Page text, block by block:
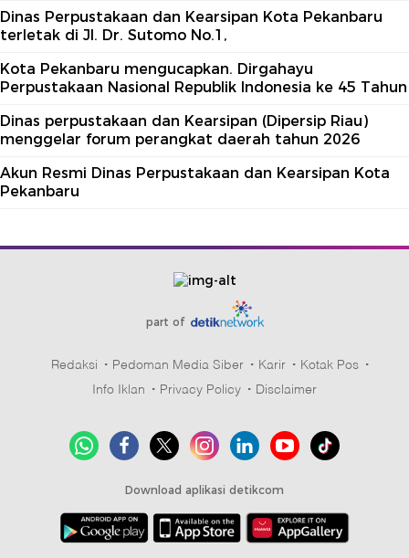
Dinas Perpustakaan dan Kearsipan Kota Pekanbaru
terletak di Jl. Dr. Sutomo No.1,
Kota Pekanbaru mengucapkan. Dirgahayu
Perpustakaan Nasional Republik Indonesia ke 45 Tahun
Dinas perpustakaan dan Kearsipan (Dipersip Riau)
menggelar forum perangkat daerah tahun 2026
Akun Resmi Dinas Perpustakaan dan Kearsipan Kota
Pekanbaru
part of
Redaksi Pedoman Media Siber Karir
Kotak Pos
Info Iklan
Privacy Policy Disclaimer
Download aplikasi detikcom